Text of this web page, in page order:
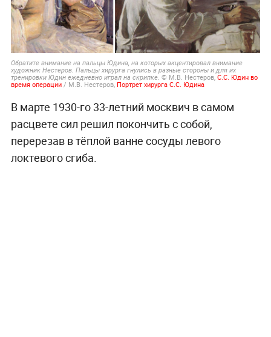
Обратите внимание на пальцы Юдина, на которых акцентировал внимание
художник Нестеров. Пальцы хирурга гнулись в разные стороны и для их
тренировки Юдин ежедневно играл на скрипке. © М.В. Нестеров, С.С. Юдин во
время операции/ М.В. Нестеров, Портрет хирурга С.С. Юдина
В марте 1930-го 33-летний москвич в самом
расцвете сил решил покончить с собой,
перерезав в тёплой ванне сосуды левого
локтевого сгиба.